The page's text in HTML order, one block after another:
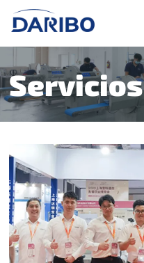
Servicios